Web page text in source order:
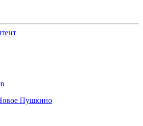
Пушкино